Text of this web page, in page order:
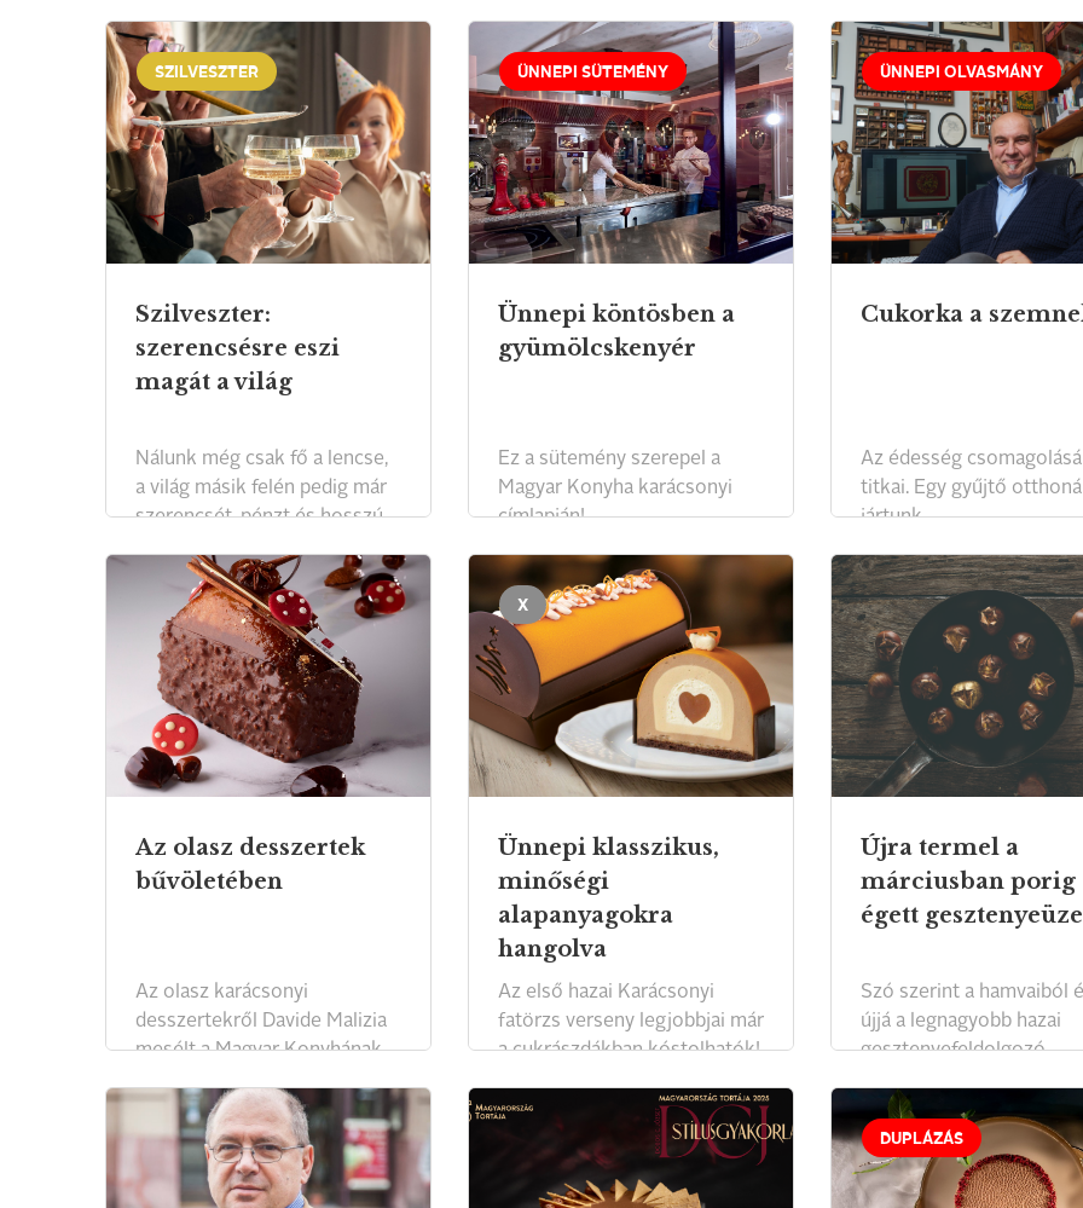
SZILVESZTER
Szilveszter:
szerencsésre eszi
magát a világ
Nálunk még csak fő a lencse,
a világ másik felén pedig már
szerencsét, pénzt és hosszú
ÜNNEPI SÜTEMÉNY
Ünnepi köntösben a
gyümölcskenyér
Ez a sütemény szerepel a
Magyar Konyha karácsonyi
címlapján!
ÜNNEPI OLVASMÁNY
Cukorka a
Az édesség
titkai. Egy gyűjtő
jártunk.
Az olasz desszertek
bűvöletében
Az olasz karácsonyi
desszertekről Davide Malizia
mesélt a Magyar Konyhának.
X
Ünnepi klasszikus,
minőségi
alapanyagokra
hangolva
Az első hazai Karácsonyi
fatörzs verseny legjobbjai már
a cukrászdákban kóstolhatók!
Újra termel a
márciusban porig
égett
Szó szerint a hamvaiból
újjá a legnagyobb hazai
gesztenyefeldolgozó.
DUPLÁZÁS